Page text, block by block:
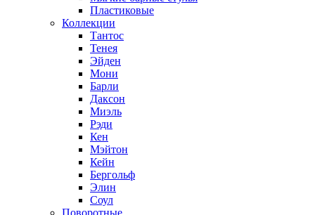
Пластиковые
Коллекции
Тантос
Тенея
Эйден
Мони
Барли
Даксон
Миэль
Рэди
Кен
Мэйтон
Кейн
Бергольф
Элин
Соул